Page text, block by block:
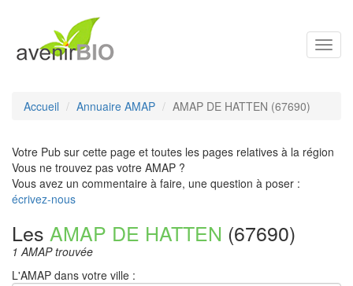
Accueil Annuaire AMAP AMAP DE HATTEN (67690)
Votre Pub sur cette page et toutes les pages relatives à la région
Vous ne trouvez pas votre AMAP ?
Vous avez un commentaire à faire, une question à poser :
écrivez-nous
Les AMAP DE HATTEN (67690)
1 AMAP trouvée
L'AMAP dans votre ville :